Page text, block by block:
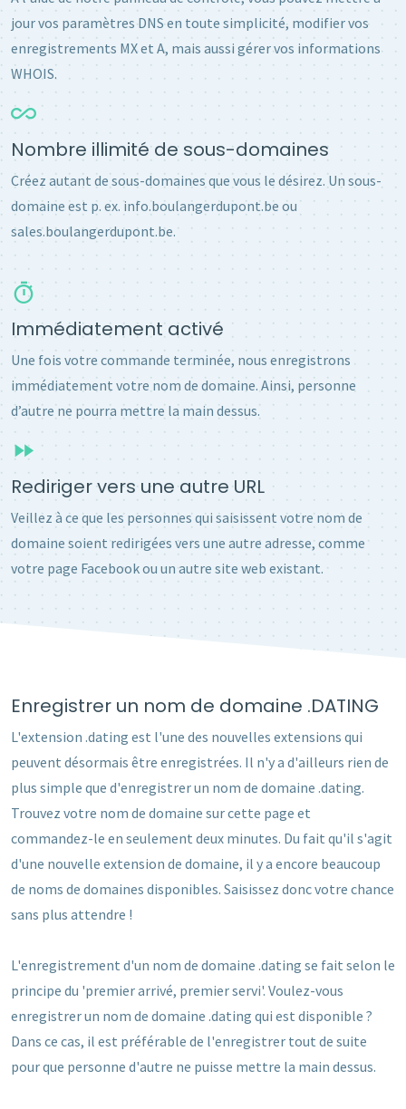
jour vos paramètres DNS en toute simplicité, modifier vos
enregistrements MX et A, mais aussi gérer vos informations
WHOIS.
Nombre illimité de sous-domaines
Créez autant de sous-domaines que vous le désirez. Un sous-
domaine est p. ex. info.boulangerdupont.be ou
sales.boulangerdupont.be.
Immédiatement activé
Une fois votre commande terminée, nous enregistrons
immédiatement votre nom de domaine. Ainsi, personne
d’autre ne pourra mettre la main dessus.
Rediriger vers une autre URL
Veillez à ce que les personnes qui saisissent votre nom de
domaine soient redirigées vers une autre adresse, comme
votre page Facebook ou un autre site web existant.
Enregistrer un nom de domaine .DATING
L'extension .dating est l'une des nouvelles extensions qui
peuvent désormais être enregistrées. Il n'y a d'ailleurs rien de
plus simple que d'enregistrer un nom de domaine .dating.
Trouvez votre nom de domaine sur cette page et
commandez-le en seulement deux minutes. Du fait qu'il s'agit
d'une nouvelle extension de domaine, il y a encore beaucoup
de noms de domaines disponibles. Saisissez donc votre chance
sans plus attendre !
L'enregistrement d'un nom de domaine .dating se fait selon le
principe du 'premier arrivé, premier servi'. Voulez-vous
enregistrer un nom de domaine .dating qui est disponible ?
Dans ce cas, il est préférable de l'enregistrer tout de suite
pour que personne d'autre ne puisse mettre la main dessus.